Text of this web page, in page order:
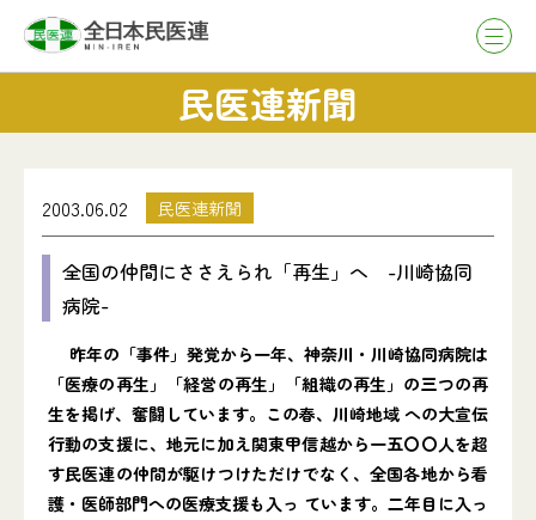
民医連新聞
2003.06.02 民医連新聞
全国の仲間にささえられ「再生」へ -川崎協同
病院-
昨年の「事件」発覚から一年、神奈川・川崎協同病院は
「医療の再生」「経営の再生」「組織の再生」の三つの再
生を掲げ、奮闘しています。この春、川崎地域 への大宣伝
行動の支援に、地元に加え関東甲信越から一五〇〇人を超
す民医連の仲間が駆けつけただけでなく、全国各地から看
護・医師部門への医療支援も入っ ています。二年目に入っ